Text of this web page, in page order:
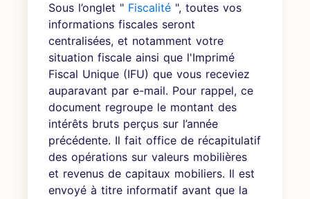
Sous l’onglet " Fiscalité ", toutes vos
informations fiscales seront
centralisées, et notamment votre
situation fiscale ainsi que l'Imprimé
Fiscal Unique (IFU) que vous receviez
auparavant par e-mail. Pour rappel, ce
document regroupe le montant des
intérêts bruts perçus sur l’année
précédente. Il fait office de récapitulatif
des opérations sur valeurs mobilières
et revenus de capitaux mobiliers. Il est
envoyé à titre informatif avant que la